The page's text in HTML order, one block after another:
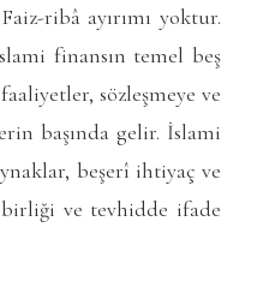
ribâ ayırımı yoktur.
finansın temel beş
sözleşmeye ve
başında gelir. İslami
beşerî ihtiyaç ve
ve tevhidde ifade